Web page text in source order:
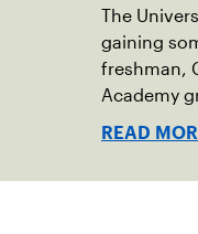
The
gaining
freshman,
Academy
leader
READ